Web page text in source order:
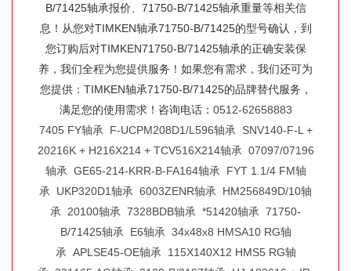
B/71425轴承报价、71750-B/71425轴承重量等相关信
息！从您对TIMKEN轴承71750-B/71425的型号确认，到
您订购后对TIMKEN71750-B/71425轴承的正确安装保
养，我们全程为您提供服务！如果您有需求，我们还可为
您提供：TIMKEN轴承71750-B/71425的品牌替代服务，
满足您的使用需求！咨询电话： 0512-62658883
7405 FY轴承 F-UCPM208D1/L596轴承 SNV140-F-L +
20216K + H216X214 + TCV516X214轴承 07097/07196
轴承 GE65-214-KRR-B-FA164轴承 FYT 1.1/4 FM轴
承 UKP320D1轴承 6003ZENR轴承 HM256849D/10轴
承 20100轴承 7328BDB轴承 *51420轴承 71750-
B/71425轴承 E6轴承 34x48x8 HMSA10 RG轴
承 APLSE45-OE轴承 115X140X12 HMS5 RG轴